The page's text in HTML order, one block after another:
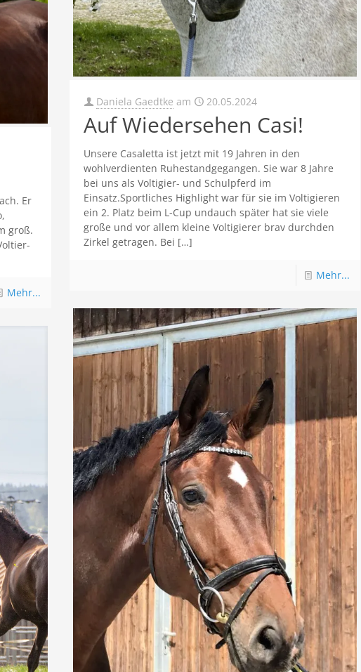
Er
groß.
Mehr...
Daniela Gaedtke am 20.05.2024
Auf Wiedersehen Casi!
Unsere Casaletta ist jetzt mit 19 Jahren in den
wohlverdienten Ruhestandgegangen. Sie war 8 Jahre
bei uns als Voltigier- und Schulpferd im
Einsatz.Sportliches Highlight war für sie im Voltigieren
ein 2. Platz beim L-Cup undauch später hat sie viele
große und vor allem kleine Voltigierer brav durchden
Zirkel getragen. Bei […]
Mehr...